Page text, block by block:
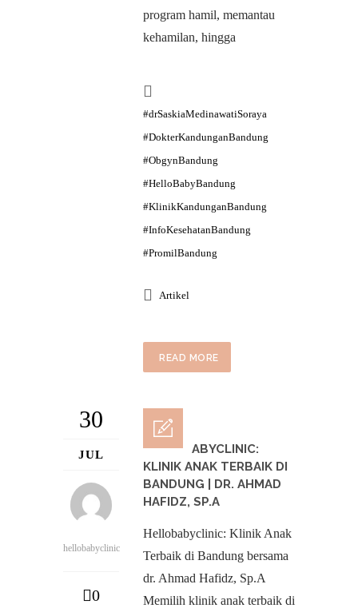
program hamil, memantau
kehamilan, hingga
#drSaskiaMedinawatiSoraya
#DokterKandunganBandung
#ObgynBandung
#HelloBabyBandung
#KlinikKandunganBandung
#InfoKesehatanBandung
#PromilBandung
Artikel
READ MORE
30
JUL
hellobabyclinic
0
HELLOBABYCLINIC:
KLINIK ANAK TERBAIK DI
BANDUNG | DR. AHMAD
HAFIDZ, SP.A
Hellobabyclinic: Klinik Anak
Terbaik di Bandung bersama
dr. Ahmad Hafidz, Sp.A
Memilih klinik anak terbaik di